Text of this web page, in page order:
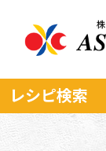
レシピ検索